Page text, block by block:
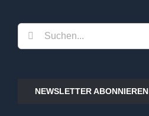
Suche
nach:
NEWSLETTER ABONNIEREN